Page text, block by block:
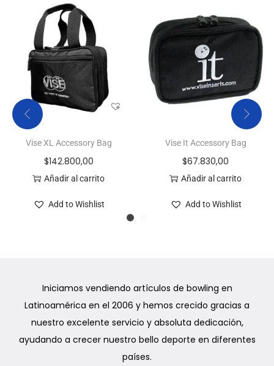
Vise XL Accessory Bag
$142.800,00
Añadir al carrito
Add to Wishlist
Vise It Accessory Bag
$67.830,00
Añadir al carrito
Add to Wishlist
Iniciamos vendiendo artículos de bowling en
Latinoamérica en el 2006 y hemos crecido gracias a
nuestro excelente servicio y absoluta dedicación,
ayudando a crecer nuestro bello deporte en diferentes
países.